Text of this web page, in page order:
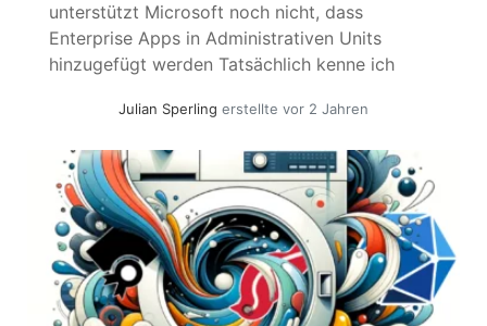
unterstützt Microsoft noch nicht, dass
Enterprise Apps in Administrativen Units
hinzugefügt werden Tatsächlich kenne ich
spielerisch von mir erstellt; wenn Sie hieraus
Verantwortung bei Ihnen. Ich habe schon
einige Artikel geschrieben, die zumindest am
Rande das... »weiterlesen
Julian Sperling erstellte vor 2 Jahren